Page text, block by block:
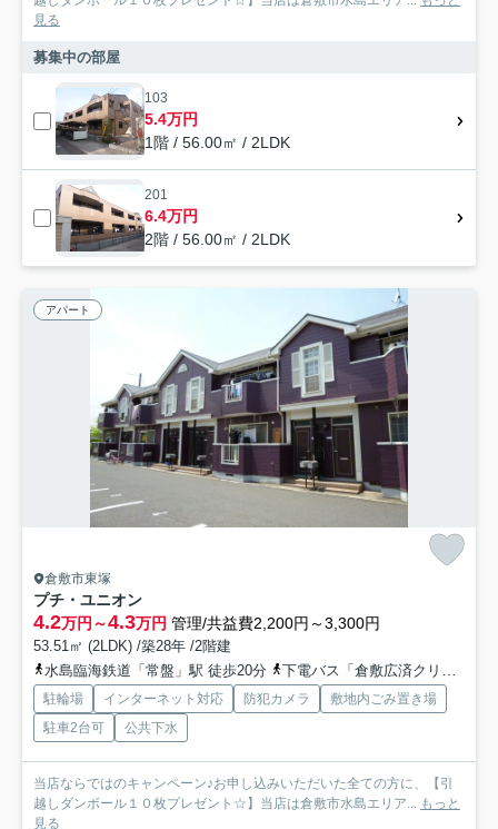
見る
募集中の部屋
103
5.4万円
1階 / 56.00㎡ / 2LDK
201
6.4万円
2階 / 56.00㎡ / 2LDK
アパート
倉敷市東塚
プチ・ユニオン
4.2万円～4.3万円 管理/共益費2,200円～3,300円
53.51㎡ (2LDK) /築28年 /2階建
水島臨海鉄道「常盤」駅 徒歩20分
下電バス「倉敷広済クリニック前」バス停下車 徒歩10分
駐輪場 インターネット対応 防犯カメラ
敷地内ごみ置き場
駐車2台可
公共下水
当店ならではのキャンペーン♪お申し込みいただいた全ての方に、【引
越しダンボール１０枚プレゼント☆】当店は倉敷市水島エリア... もっと
見る